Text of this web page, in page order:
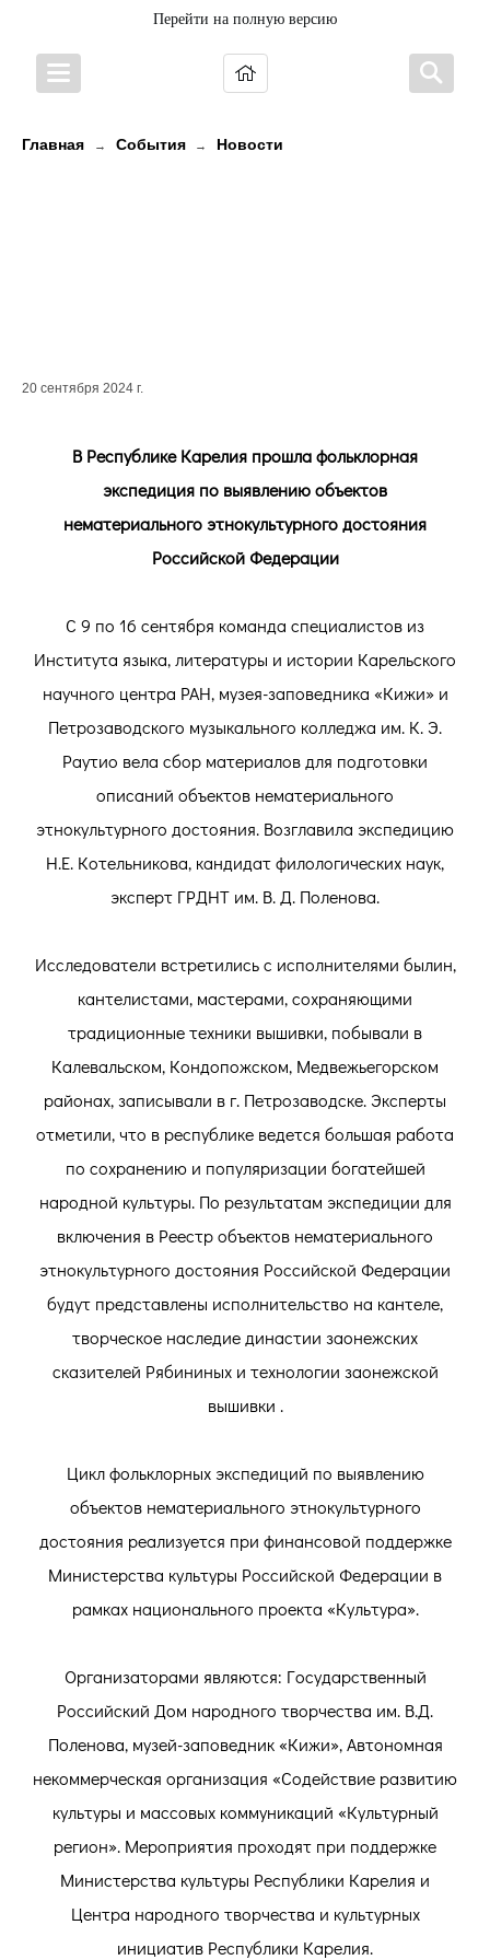
Перейти на полную версию
Главная → События → Новости
20 сентября 2024 г.
В Республике Карелия прошла фольклорная
экспедиция по выявлению объектов
нематериального этнокультурного достояния
Российской Федерации
С 9 по 16 сентября команда специалистов из
Института языка, литературы и истории Карельского
научного центра РАН, музея-заповедника «Кижи» и
Петрозаводского музыкального колледжа им. К. Э.
Раутио вела сбор материалов для подготовки
описаний объектов нематериального
этнокультурного достояния. Возглавила экспедицию
Н.Е. Котельникова, кандидат филологических наук,
эксперт ГРДНТ им. В. Д. Поленова.
Исследователи встретились с исполнителями былин,
кантелистами, мастерами, сохраняющими
традиционные техники вышивки, побывали в
Калевальском, Кондопожском, Медвежьегорском
районах, записывали в г. Петрозаводске. Эксперты
отметили, что в республике ведется большая работа
по сохранению и популяризации богатейшей
народной культуры. По результатам экспедиции для
включения в Реестр объектов нематериального
этнокультурного достояния Российской Федерации
будут представлены исполнительство на кантеле,
творческое наследие династии заонежских
сказителей Рябининых и технологии заонежской
вышивки .
Цикл фольклорных экспедиций по выявлению
объектов нематериального этнокультурного
достояния реализуется при финансовой поддержке
Министерства культуры Российской Федерации в
рамках национального проекта «Культура».
Организаторами являются: Государственный
Российский Дом народного творчества им. В.Д.
Поленова, музей-заповедник «Кижи», Автономная
некоммерческая организация «Содействие развитию
культуры и массовых коммуникаций «Культурный
регион». Мероприятия проходят при поддержке
Министерства культуры Республики Карелия и
Центра народного творчества и культурных
инициатив Республики Карелия.